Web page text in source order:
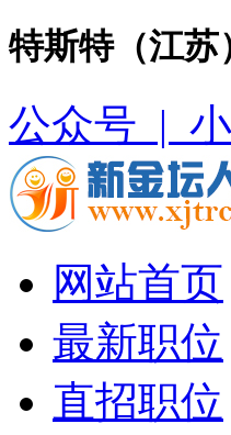
特斯特（江苏
公众号 |
网站首页
最新职位
直招职位